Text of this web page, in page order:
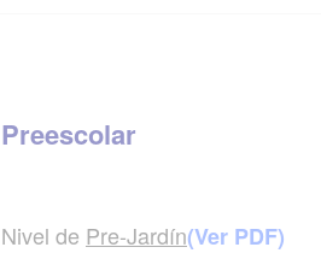
Preescolar
Nivel de Pre-Jardín(Ver PDF)